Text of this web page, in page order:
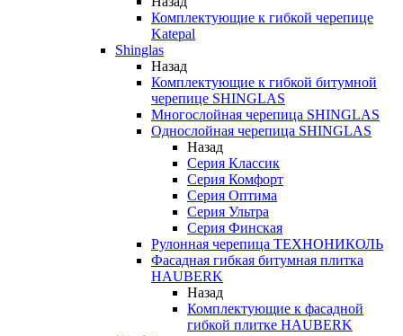
Комплектующие к гибкой черепице
Katepal
Shinglas
Назад
Комплектующие к гибкой битумной
черепице SHINGLAS
Многослойная черепица SHINGLAS
Однослойная черепица SHINGLAS
Назад
Серия Классик
Серия Комфорт
Серия Оптима
Серия Ультра
Серия Финская
Рулонная черепица ТЕХНОНИКОЛЬ
Фасадная гибкая битумная плитка
HAUBERK
Назад
Комплектующие к фасадной
гибкой плитке HAUBERK